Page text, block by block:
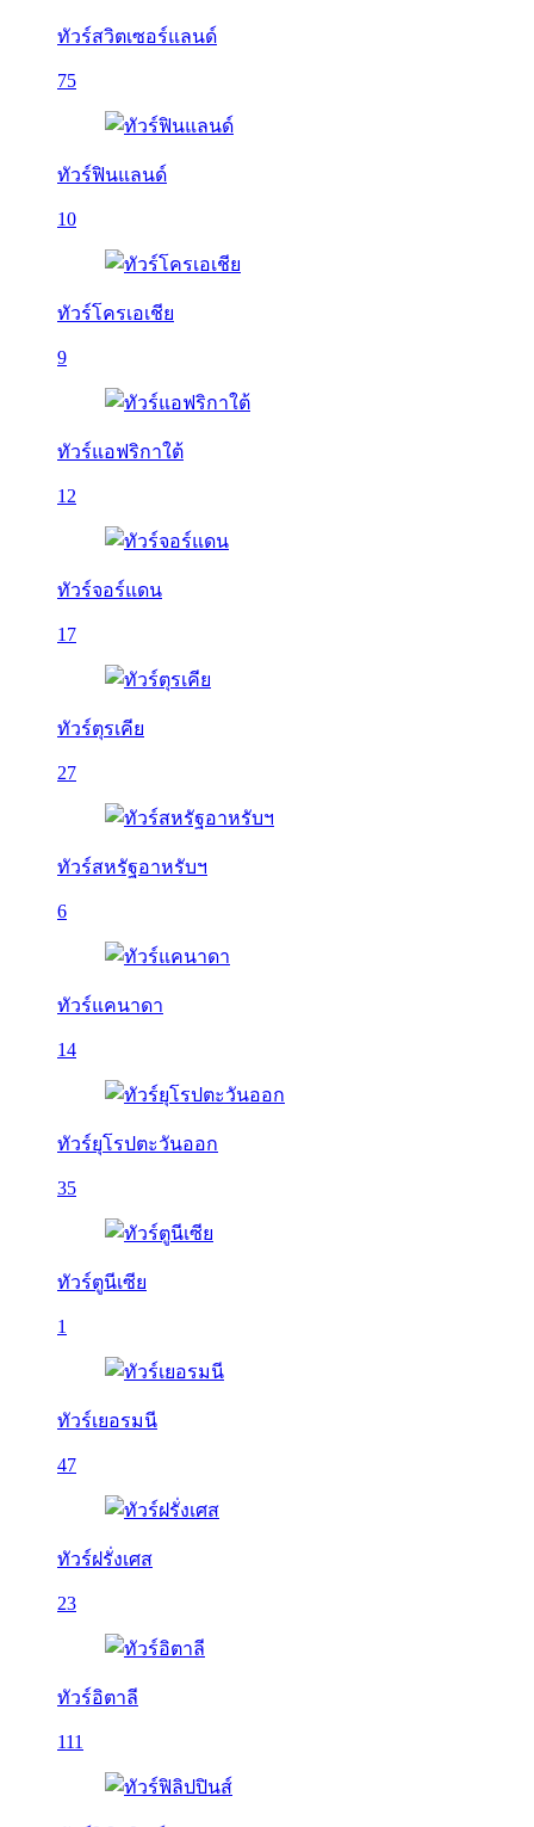
ทัวร์สวิตเซอร์แลนด์
75
ทัวร์ฟินแลนด์
10
ทัวร์โครเอเชีย
9
ทัวร์แอฟริกาใต้
12
ทัวร์จอร์แดน
17
ทัวร์ตุรเคีย
27
ทัวร์สหรัฐอาหรับฯ
6
ทัวร์แคนาดา
14
ทัวร์ยุโรปตะวันออก
35
ทัวร์ตูนีเซีย
1
ทัวร์เยอรมนี
47
ทัวร์ฝรั่งเศส
23
ทัวร์อิตาลี
111